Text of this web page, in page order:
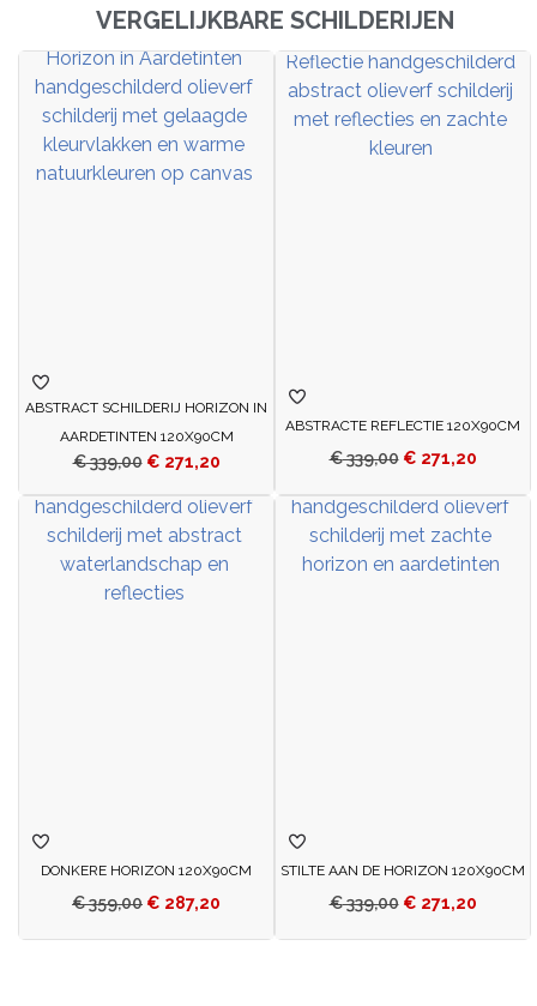
VERGELIJKBARE SCHILDERIJEN
ABSTRACT SCHILDERIJ HORIZON IN
AARDETINTEN 120X90CM
€339,00 € 271,20
ABSTRACTE REFLECTIE 120X90CM
€339,00 € 271,20
DONKERE HORIZON 120X90CM
€359,00 € 287,20
STILTE AAN DE HORIZON 120X90CM
€339,00 € 271,20